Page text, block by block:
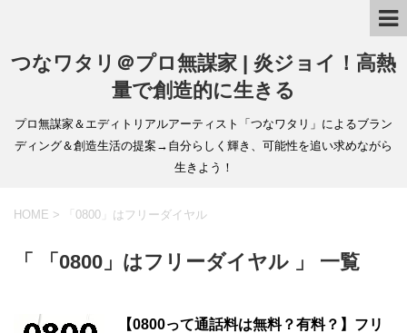
つなワタリ＠プロ無謀家 | 炎ジョイ！高熱
量で創造的に生きる
プロ無謀家＆エディトリアルアーティスト「つなワタリ」によるブラン
ディング＆創造生活の提案→自分らしく輝き、可能性を追い求めながら
生きよう！
HOME > 「0800」はフリーダイヤル
「 「0800」はフリーダイヤル 」 一覧
【0800って通話料は無料？有料？】フリ